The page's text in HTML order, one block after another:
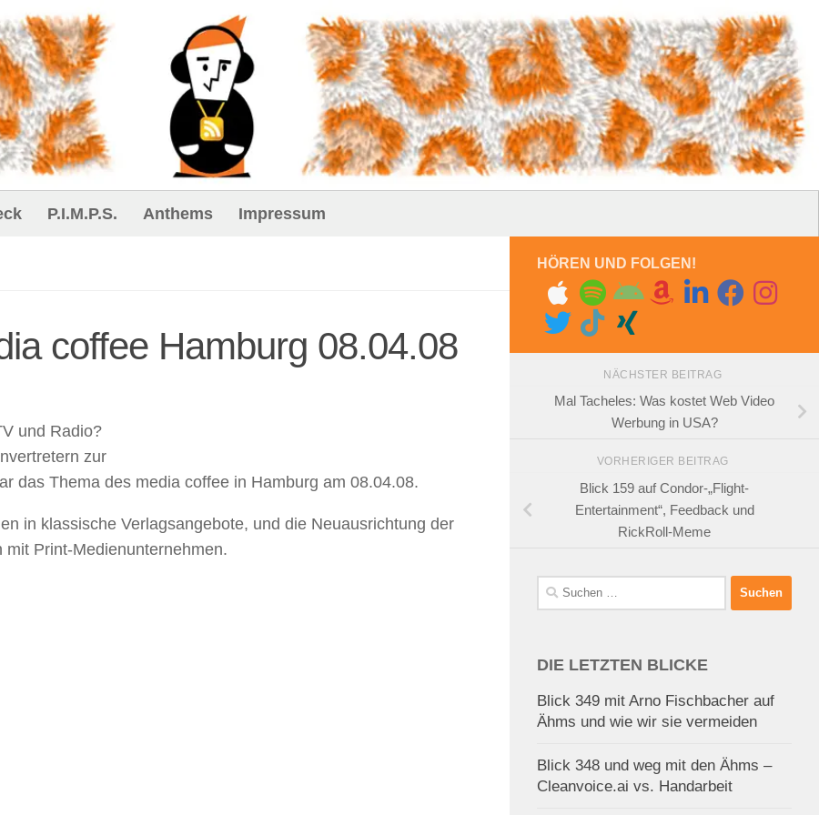
P.I.M.P.S. Anthems Impressum
coffee Hamburg 08.04.08
und Radio?
zur
das Thema des media coffee in Hamburg am 08.04.08.
in klassische Verlagsangebote, und die Neuausrichtung der
Print-Medienunternehmen.
HÖREN UND FOLGEN!
NÄCHSTER BEITRAG
Mal Tacheles: Was kostet Web Video
Werbung in USA?
VORHERIGER BEITRAG
Blick 159 auf Condor-„Flight-
Entertainment“, Feedback und
RickRoll-Meme
Suchen
nach:
DIE LETZTEN BLICKE
Blick 349 mit Arno Fischbacher auf
Ähms und wie wir sie vermeiden
Blick 348 und weg mit den Ähms –
Cleanvoice.ai vs. Handarbeit